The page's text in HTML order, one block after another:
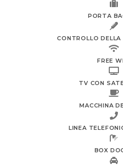
PORTA
CONTROLLO
FREE
TV CON
MACCHINA
LINEA
BOX